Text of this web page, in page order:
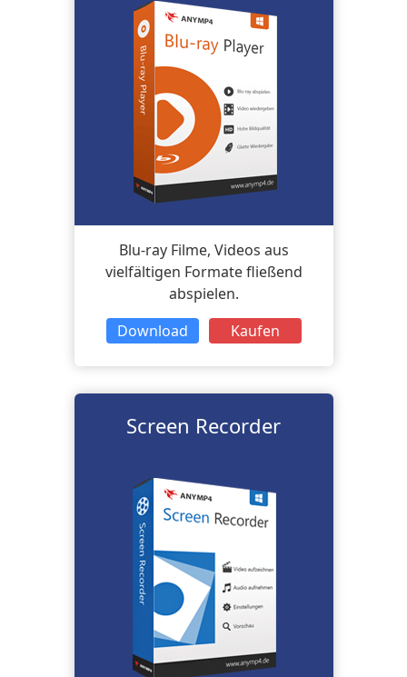
Blu-ray Filme, Videos aus
vielfältigen Formate fließend
abspielen.
Download
Kaufen
Screen Recorder